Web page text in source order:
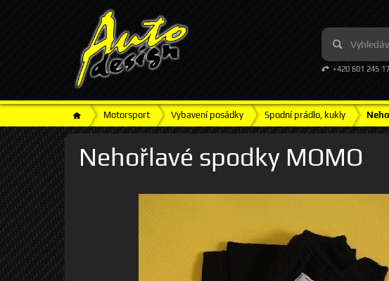
+420 601 245
Motorsport Vybavení posádky Spodní prádlo, kukly
Nehořlavé spodky MOMO